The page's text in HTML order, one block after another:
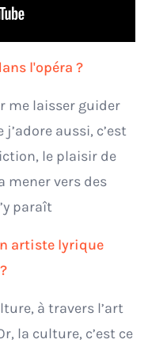
l'opéra ?
me laisser guider
aussi, c’est
le plaisir de
mener vers des
paraît
artiste lyrique
à travers l’art
la culture, c’est ce